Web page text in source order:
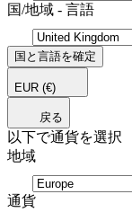
国/地域 - 言語
国と言語を確定
EUR (€)
戻る
以下で通貨を選択
地域
通貨